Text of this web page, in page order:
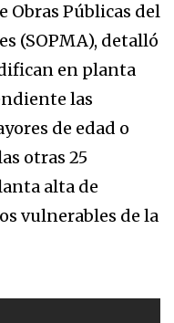
Obras Públicas del
(SOPMA), detalló
en planta
las
de edad o
otras 25
alta de
vulnerables de la